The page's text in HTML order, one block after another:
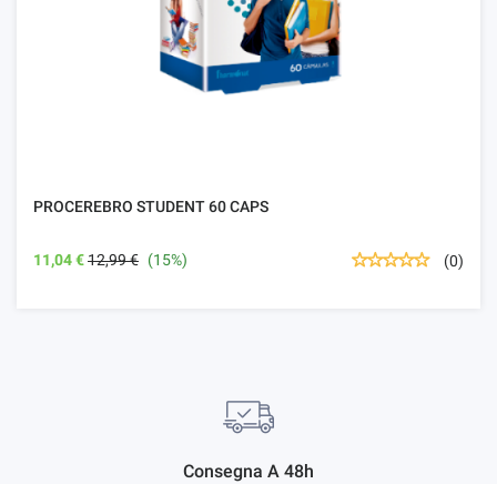
PROCEREBRO STUDENT 60 CAPS
11,04 €12,99 € (15%) (0)
Consegna A 48h